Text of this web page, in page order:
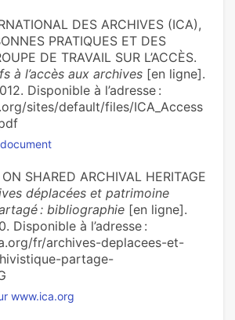
DES ARCHIVES (ICA),
PRATIQUES ET DES
DE TRAVAIL SUR L’ACCÈS.
à l’accès aux archives [en ligne].
Disponible à l’adresse :
sites/default/files/ICA_Access
SHARED ARCHIVAL HERITAGE
déplacées et patrimoine
: bibliographie [en ligne].
Disponible à l’adresse :
fr/archives-deplacees-et-
partage-
www.ica.org